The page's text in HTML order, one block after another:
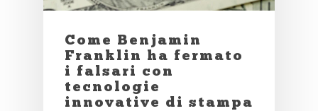
Come Benjamin
Franklin ha fermato
i falsari con
tecnologie
innovative di stampa